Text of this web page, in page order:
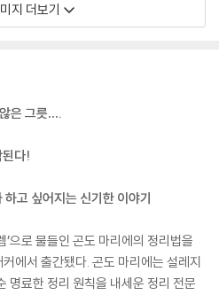
지 더보기
은 그릇….
된다!
하고 싶어지는 신기한 이야기
으로 물들인 곤도 마리에의 정리법을
커에서 출간됐다. 곤도 마리에는 설레지
명료한 정리 원칙을 내세운 정리 전문